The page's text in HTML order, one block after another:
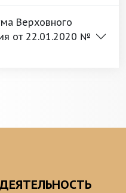
Верховного
от 22.01.2020 №
ДЕЯТЕЛЬНОСТЬ